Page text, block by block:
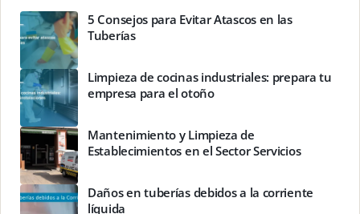
5 Consejos para Evitar Atascos en las
Tuberías
Limpieza de cocinas industriales: prepara tu
empresa para el otoño
Mantenimiento y Limpieza de
Establecimientos en el Sector Servicios
Daños en tuberías debidos a la corriente
líquida